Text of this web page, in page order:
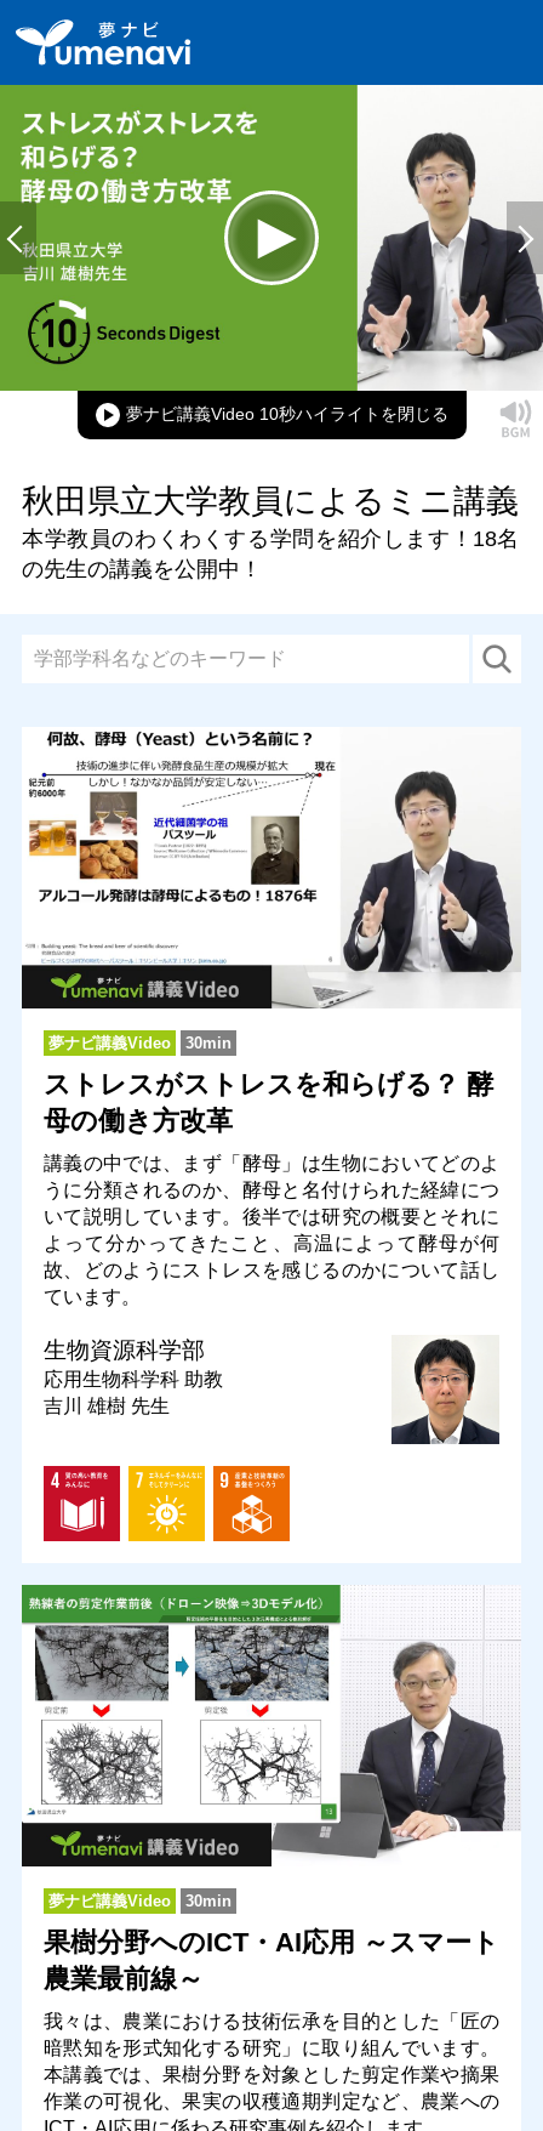
Time
Picture-
in-
Picture
夢ナビ講義Video 10秒ハイライト
秋田県立大学教員によるミニ講義
本学教員のわくわくする学問を紹介します！ 18名
の先生の講義を公開中！
夢ナビ講義Video 30min
ストレスがストレスを和らげる？ 酵
母の働き方改革
講義の中では、まず「酵母」は生物においてどのよ
うに分類されるのか、酵母と名付けられた経緯につ
いて説明しています。後半では研究の概要とそれに
よって分かってきたこと、高温によって酵母が何
故、どのようにストレスを感じるのかについて話し
ています。
生物資源科学部
応用生物科学科 助教
吉川 雄樹 先生
夢ナビ講義Video 30min
果樹分野へのICT・AI応用 ～スマート
農業最前線～
我々は、農業における技術伝承を目的とした「匠の
暗黙知を形式知化する研究」に取り組んでいます。
本講義では、果樹分野を対象とした剪定作業や摘果
作業の可視化、果実の収穫適期判定など、農業への